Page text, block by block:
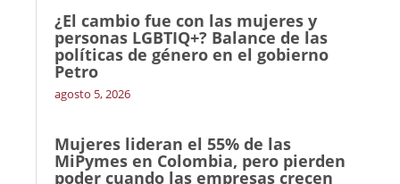
¿El cambio fue con las mujeres y
personas LGBTIQ+? Balance de las
políticas de género en el gobierno
Petro
agosto 5, 2026
Mujeres lideran el 55% de las
MiPymes en Colombia, pero pierden
poder cuando las empresas crecen